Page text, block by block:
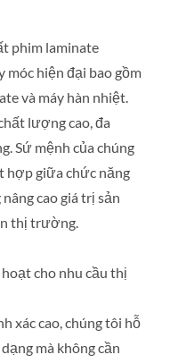
phim laminate
móc hiện đại bao gồm
và máy hàn nhiệt.
lượng cao, đa
Sứ mệnh của chúng
hợp giữa chức năng
cao giá trị sản
thị trường.
cho nhu cầu thị
xác cao, chúng tôi hỗ
mà không cần